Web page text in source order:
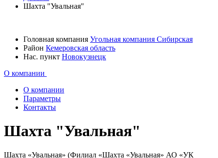
Шахта "Увальная"
Головная компания Угольная компания Сибирская
Район Кемеровская область
Нас. пункт Новокузнецк
О компании
О компании
Параметры
Контакты
Шахта "Увальная"
Шахта «Увальная» (Филиал «Шахта «Увальная» АО «УК